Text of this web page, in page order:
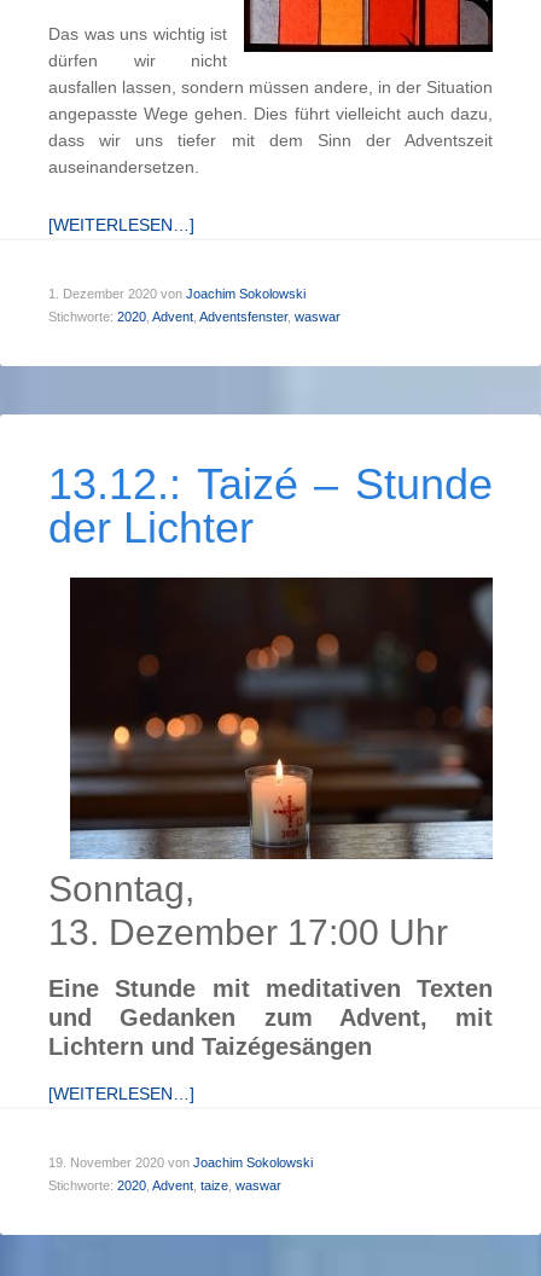
Das was uns wichtig ist
dürfen wir nicht
ausfallen lassen, sondern müssen andere, in der Situation
angepasste Wege gehen. Dies führt vielleicht auch dazu,
dass wir uns tiefer mit dem Sinn der Adventszeit
auseinandersetzen.
[WEITERLESEN…]
1. Dezember 2020 von Joachim Sokolowski
Stichworte: 2020 Advent Adventsfenster, waswar
13.12.: Taizé – Stunde
der Lichter
Sonntag,
13. Dezember 17:00 Uhr
Eine Stunde mit meditativen Texten
und Gedanken zum Advent, mit
Lichtern und Taizégesängen
[WEITERLESEN…]
19. November 2020 von Joachim Sokolowski
Stichworte: 2020 Advent taize waswar